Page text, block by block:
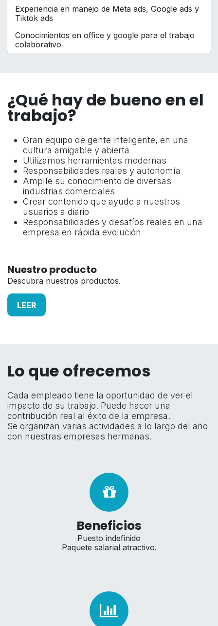
Experiencia en manejo de Meta ads, Google ads y
Tiktok ads
Conocimientos en office y google para el trabajo
colaborativo
¿Qué hay de bueno en el
trabajo?
Gran equipo de gente inteligente, en una
cultura amigable y abierta
Utilizamos herramientas modernas
Responsabilidades reales y autonomía
Amplíe su conocimiento de diversas
industrias comerciales
Crear contenido que ayude a nuestros
usuarios a diario
Responsabilidades y desafíos reales en una
empresa en rápida evolución
Nuestro producto
Descubra nuestros productos.
LEER
Lo que ofrecemos
Cada empleado tiene la oportunidad de ver el
impacto de su trabajo. Puede hacer una
contribución real al éxito de la empresa.
Se organizan varias actividades a lo largo del año
con nuestras empresas hermanas.
Beneficios
Puesto indefinido
Paquete salarial atractivo.